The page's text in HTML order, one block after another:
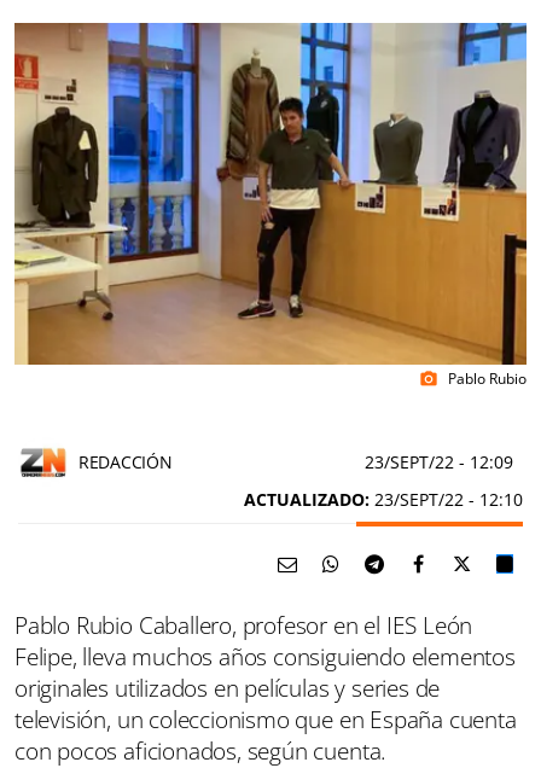
photo_camera Pablo Rubio
REDACCIÓN 23/SEPT/22 - 12:09
ACTUALIZADO: 23/SEPT/22 - 12:10
Pablo Rubio Caballero, profesor en el IES León
Felipe, lleva muchos años consiguiendo elementos
originales utilizados en películas y series de
televisión, un coleccionismo que en España cuenta
con pocos aficionados, según cuenta.